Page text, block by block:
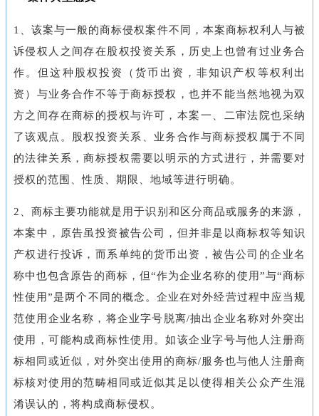
1、该案与一般的商标侵权案件不同，本案商标权利人与被
诉侵权人之间存在股权投资关系，历史上也曾有过业务合
作。但这种股权投资（货币出资，非知识产权等权利出
资）与业务合作不等于商标授权，也并不能当然地视为双
方之间存在商标的授权与许可，本案一、二审法院也采纳
了该观点。股权投资关系、业务合作与商标授权属于不同
的法律关系，商标授权需要以明示的方式进行，并需要对
授权的范围、性质、期限、地域等进行明确。
2、商标主要功能就是用于识别和区分商品或服务的来源，
本案中，原告虽投资被告公司，但并非是以商标权等知识
产权进行投诉，而系单纯的货币出资，被告公司的企业名
称中也包含原告的商标，但“作为企业名称的使用”与“商标
性使用”是两个不同的概念。企业在对外经营过程中应当规
范使用企业名称，将企业字号脱离/抽出企业名称对外突出
使用，可能构成商标性使用。如该企业字号与他人注册商
标相同或近似，对外突出使用的商标/服务也与他人注册商
标核对使用的范畴相同或近似其足以使得相关公众产生混
淆误认的，将构成商标侵权。